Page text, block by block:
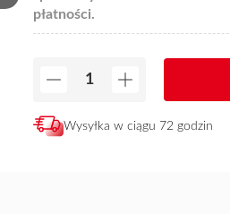
płatności.
Wysyłka w ciągu 72 godzin